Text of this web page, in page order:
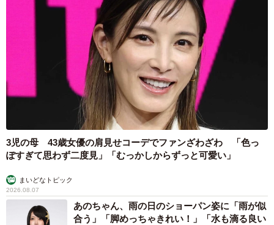
3児の母 43歳女優の肩見せコーデでファンざわざわ 「色っ
ぽすぎて思わず二度見」「むっかしからずっと可愛い」
まいどなトピック
2026.08.07
あのちゃん、雨の日のショーパン姿に「雨が似
合う」「脚めっちゃきれい！」「水も滴る良い